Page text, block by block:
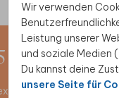
Wir verwenden
Leistung unserer
und soziale Medien
Du kannst deine
unsere Seite für
€ Rabatt
Angebote,